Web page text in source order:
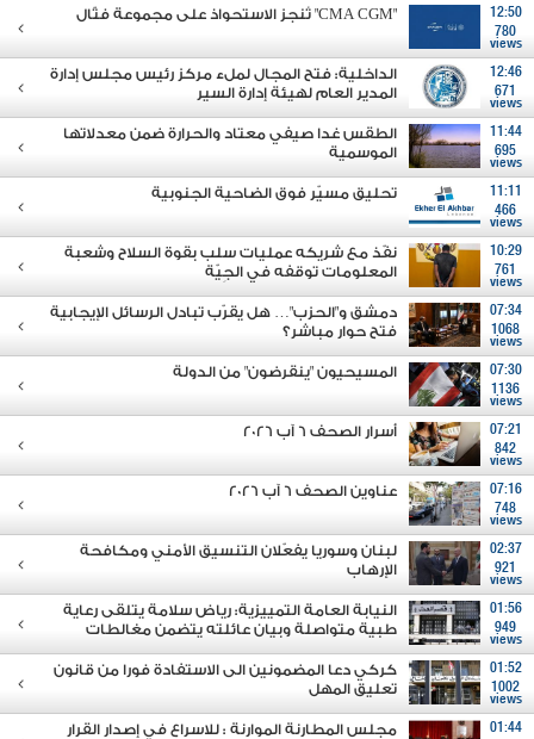
12:50
780
views
"CMA CGM" تُنجز الاستحواذ على مجموعة فتّال
12:46
671
views
الداخلية: فتح المجال لملء مركز رئيس مجلس إدارة
المدير العام لهيئة إدارة السير
11:44
695
views
الطقس غدا صيفي معتاد والحرارة ضمن معدلاتها
الموسمية
11:11
466
views
تحليق مسيّر فوق الضاحية الجنوبية
10:29
761
views
نفّذ مع شريكه عمليات سلب بقوة السلاح وشعبة
المعلومات توقفه في الجِيّة
07:34
1068
views
دمشق و"الحزب"… هل يقرّب تبادل الرسائل الإيجابية
فتح حوار مباشر؟
07:30
1136
views
المسيحيون "ينقرضون" من الدولة
07:21
842
views
أسرار الصحف 6 آب 2026
07:16
748
views
عناوين الصحف 6 آب 2026
02:37
921
views
لبنان وسوريا يفعّلان التنسيق الأمني ومكافحة
الإرهاب
01:56
949
views
النيابة العامة التمييزية: رياض سلامة يتلقى رعاية
طبية متواصلة وبيان عائلته يتضمن مغالطات
01:52
1002
views
كركي دعا المضمونين الى الاستفادة فورا من قانون
تعليق المهل
01:44
مجلس المطارنة الموارنة : للاسراع في إصدار القرار